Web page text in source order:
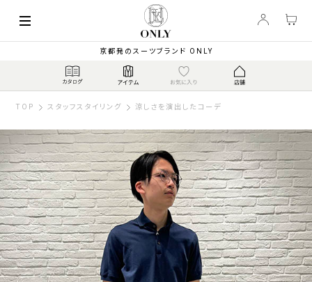
京都発のスーツブランド ONLY
TOP スタッフスタイリング 涼しさを演出したコーデ